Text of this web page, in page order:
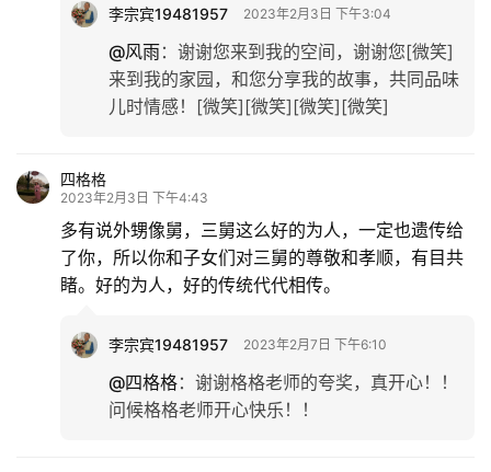
李宗宾19481957 2023年2月3日 下午3:04
@风雨： 谢谢您来到我的空间，谢谢您[微笑]
来到我的家园，和您分享我的故事，共同品味
儿时情感！[微笑][微笑][微笑][微笑]
四格格
2023年2月3日 下午4:43
多有说外甥像舅，三舅这么好的为人，一定也遗传给
了你，所以你和子女们对三舅的尊敬和孝顺，有目共
睹。好的为人，好的传统代代相传。
李宗宾19481957 2023年2月7日 下午6:10
@四格格： 谢谢格格老师的夸奖，真开心！！
问候格格老师开心快乐！！